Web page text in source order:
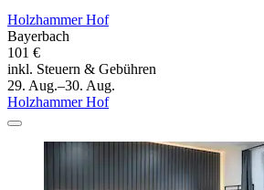
Holzhammer Hof
Bayerbach
101 €
inkl. Steuern & Gebühren
29. Aug.–30. Aug.
Holzhammer Hof